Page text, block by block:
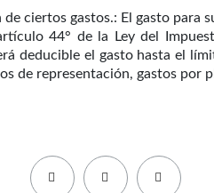
ciertos gastos.: El gasto para
44° de la Ley del
deducible el gasto hasta el
de representación, gastos por